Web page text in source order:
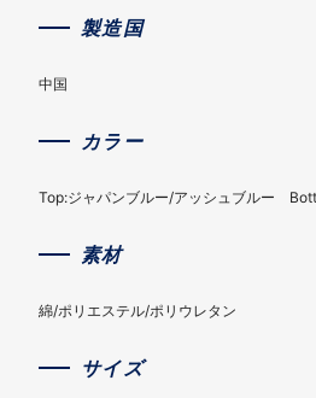
製造国
中国
カラー
Top:ジャパンブルー/アッシュブルー
素材
綿/ポリエステル/ポリウレタン
サイズ